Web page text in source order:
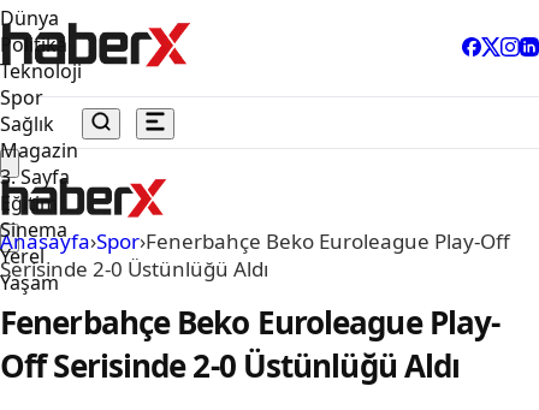
Dünya
Politika
Teknoloji
Spor
Sağlık
Magazin
3. Sayfa
Eğitim
Sinema
Yerel
Yaşam
Anasayfa›Spor›Fenerbahçe Beko Euroleague Play-Off
Serisinde 2-0 Üstünlüğü Aldı
Fenerbahçe Beko Euroleague Play-
Off Serisinde 2-0 Üstünlüğü Aldı